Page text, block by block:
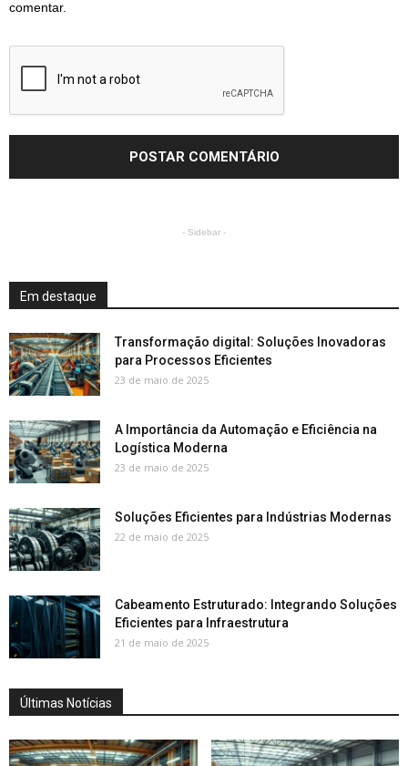
comentar.
- Sidebar -
Em destaque
Transformação digital: Soluções Inovadoras
para Processos Eficientes
23 de maio de 2025
A Importância da Automação e Eficiência na
Logística Moderna
23 de maio de 2025
Soluções Eficientes para Indústrias Modernas
22 de maio de 2025
Cabeamento Estruturado: Integrando Soluções
Eficientes para Infraestrutura
21 de maio de 2025
Últimas Notícias